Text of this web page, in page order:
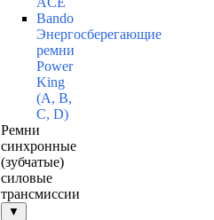
Bando
Энергосберегающие
ремни
Power
King
(A, B,
C, D)
Ремни
синхронные
(зубчатые)
силовые
трансмиссии
▼